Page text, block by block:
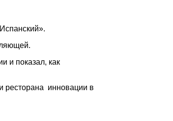
и показал, как
ресторана инновации в